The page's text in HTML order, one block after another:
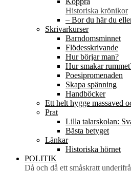
Historiska krönikor
– Bor du här du
Skrivarkurser
Barndomsminnet
Flödesskrivande
Hur börjar man?
Hur smakar
Poesipromenaden
Skapa spänning
Handböcker
Ett helt hygge massaved
Prat
Lilla talarskolan:
Bästa betyget
Länkar
Historiska hörnet
POLITIK
Då och då ett småskratt